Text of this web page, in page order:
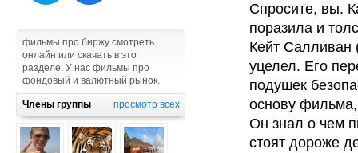
фильмы про биржу смотреть
онлайн или скачать в это
разделе. У нас фильмы про
фондовый и валютный рынок.
Члены группы просмотр всех
Спросите, вы.
поразила и
Кейт Салливан
уцелел. Его
подушек
основу
Он знал о чем
стоят дороже